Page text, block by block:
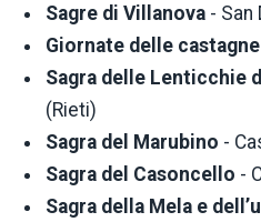
Sagre di Villanova - San
Giornate delle castagne
Sagra delle Lenticchie
(Rieti)
Sagra del Marubino -
Sagra del Casoncello -
Sagra della Mela e